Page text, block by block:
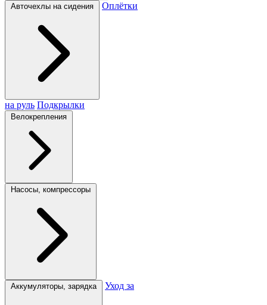
Авточехлы на сидения Оплётки
на руль Подкрылки
Велокрепления
Насосы, компрессоры
Аккумуляторы, зарядка Уход за